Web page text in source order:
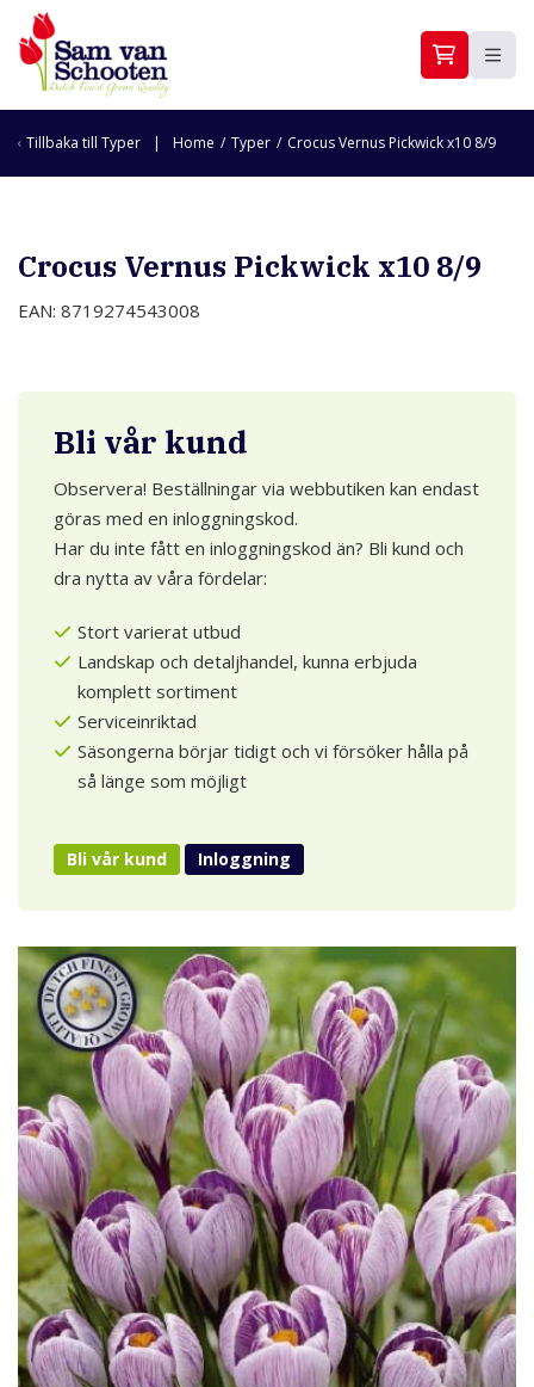
Tillbaka till Typer Home / Typer / Crocus Vernus Pickwick x10 8/9
Crocus Vernus Pickwick x10 8/9
EAN: 8719274543008
Bli vår kund
Observera! Beställningar via webbutiken kan endast
göras med en inloggningskod.
Har du inte fått en inloggningskod än? Bli kund och
dra nytta av våra fördelar:
Stort varierat utbud
Landskap och detaljhandel, kunna erbjuda
komplett sortiment
Serviceinriktad
Säsongerna börjar tidigt och vi försöker hålla på
så länge som möjligt
Bli vår kund Inloggning